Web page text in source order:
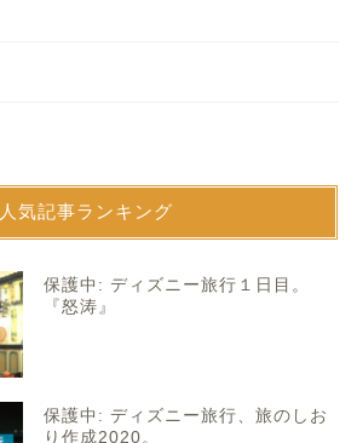
人気記事ランキング
保護中: ディズニー旅行１日目。
『怒涛』
保護中: ディズニー旅行、旅のしお
り作成2020。